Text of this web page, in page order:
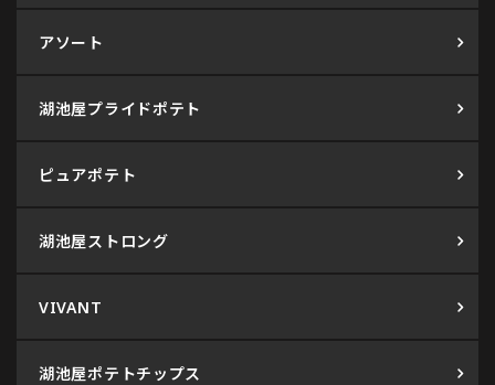
アソート
湖池屋プライドポテト
ピュアポテト
湖池屋ストロング
VIVANT
湖池屋ポテトチップス